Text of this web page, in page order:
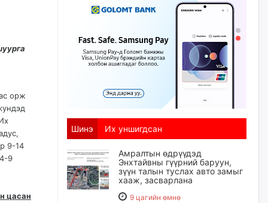
орж
9-14
9
цасан
Шинэ Их уншигдсан
Амралтын өдрүүдэд
Энхтайвны гүүрний баруун,
зүүн талын туслах авто замыг
хааж, засварлана
9 цагийн өмнө